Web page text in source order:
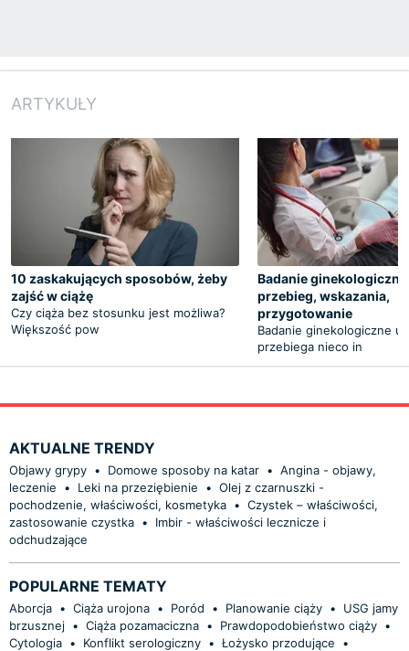
ARTYKUŁY
10 zaskakujących sposobów, żeby
zajść w ciążę
Czy ciąża bez stosunku jest możliwa?
Większość pow
Badanie
przebieg, wskazania,
przygotowanie
Badanie ginekologiczne u
przebiega nieco in
AKTUALNE TRENDY
Objawy grypy • Domowe sposoby na katar • Angina - objawy,
leczenie
• Leki na przeziębienie • Olej z czarnuszki -
pochodzenie, właściwości, kosmetyka • Czystek – właściwości,
zastosowanie czystka •
Imbir - właściwości lecznicze i
odchudzające
POPULARNE TEMATY
Aborcja • Ciąża urojona • Poród • Planowanie ciąży •
USG jamy
brzusznej • Ciąża pozamaciczna • Prawdopodobieństwo ciąży •
Cytologia • Konflikt serologiczny • Łożysko przodujące
•